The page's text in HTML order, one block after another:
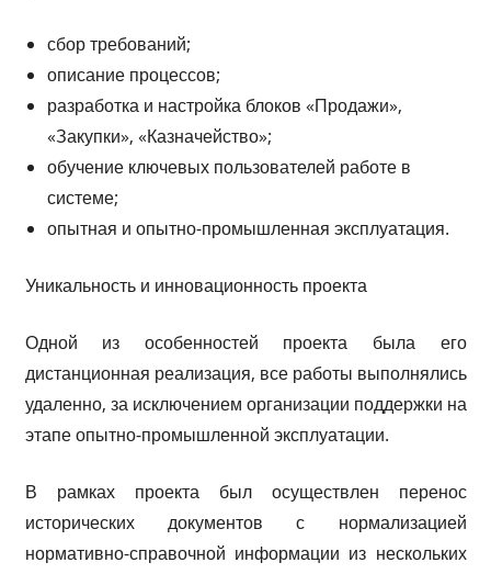
сбор требований;
описание процессов;
разработка и настройка блоков «Продажи»,
«Закупки», «Казначейство»;
обучение ключевых пользователей работе в
системе;
опытная и опытно-промышленная эксплуатация.
Уникальность и инновационность проекта
Одной из особенностей проекта была его
дистанционная реализация, все работы выполнялись
удаленно, за исключением организации поддержки на
этапе опытно-промышленной эксплуатации.
В рамках проекта был осуществлен перенос
исторических документов с нормализацией
нормативно-справочной информации из нескольких